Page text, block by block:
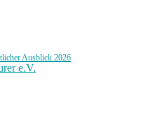
Ausblick 2026
e.V.